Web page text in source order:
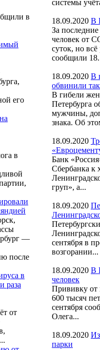
в
его
в
—
после
в
раза
от
системы
18.09.2020 В
За
человек от
суток, но
сообщили
18.09.2020 В
обвинили
В гибели
Петербурга
мужчины,
знака. Об
18.09.2020
Банк
Сбербанка к
груп», а...
18.09.2020
сентября в
возгорании...
18.09.2020 В
человек
Прививку от
600 тысяч
сентября
Олега...
18.09.2020
парки